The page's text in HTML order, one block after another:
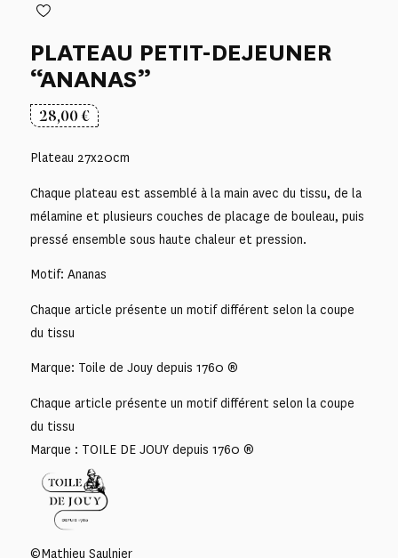
PLATEAU PETIT-DEJEUNER
“ANANAS”
28,00€
Plateau 27x20cm
Chaque plateau est assemblé à la main avec du tissu, de la
mélamine et plusieurs couches de placage de bouleau, puis
pressé ensemble sous haute chaleur et pression.
Motif: Ananas
Chaque article présente un motif différent selon la coupe
du tissu
Marque: Toile de Jouy depuis 1760 ®
Chaque article présente un motif différent selon la coupe
du tissu
Marque : TOILE DE JOUY depuis 1760 ®
©Mathieu Saulnier